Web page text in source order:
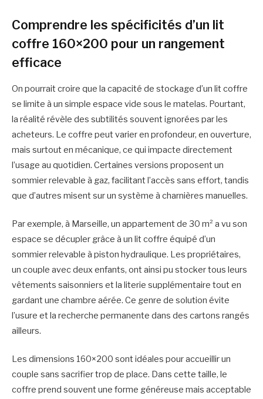
Comprendre les spécificités d’un lit
coffre 160×200 pour un rangement
efficace
On pourrait croire que la capacité de stockage d’un lit coffre
se limite à un simple espace vide sous le matelas. Pourtant,
la réalité révèle des subtilités souvent ignorées par les
acheteurs. Le coffre peut varier en profondeur, en ouverture,
mais surtout en mécanique, ce qui impacte directement
l’usage au quotidien. Certaines versions proposent un
sommier relevable à gaz, facilitant l’accès sans effort, tandis
que d’autres misent sur un système à charnières manuelles.
Par exemple, à Marseille, un appartement de 30 m² a vu son
espace se décupler grâce à un lit coffre équipé d’un
sommier relevable à piston hydraulique. Les propriétaires,
un couple avec deux enfants, ont ainsi pu stocker tous leurs
vêtements saisonniers et la literie supplémentaire tout en
gardant une chambre aérée. Ce genre de solution évite
l’usure et la recherche permanente dans des cartons rangés
ailleurs.
Les dimensions 160×200 sont idéales pour accueillir un
couple sans sacrifier trop de place. Dans cette taille, le
coffre prend souvent une forme généreuse mais acceptable